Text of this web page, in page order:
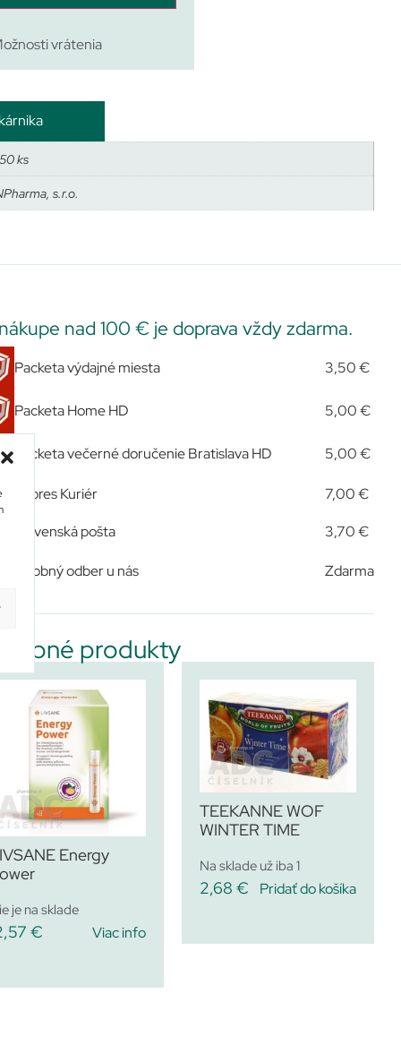
vrátenia
ks
s.r.o.
nad 100 € je doprava vždy zdarma.
Packeta výdajné miesta 3,50 €
Packeta Home HD 5,00 €
Packeta večerné doručenie Bratislava HD 5,00 €
Expres Kuriér 7,00 €
Slovenská pošta 3,70 €
Osobný odber u nás Zdarma
produkty
Energy
je na sklade
€ Viac info
TEEKANNE WOF
WINTER TIME
Na sklade už iba 1
2,68 € Pridať do košíka